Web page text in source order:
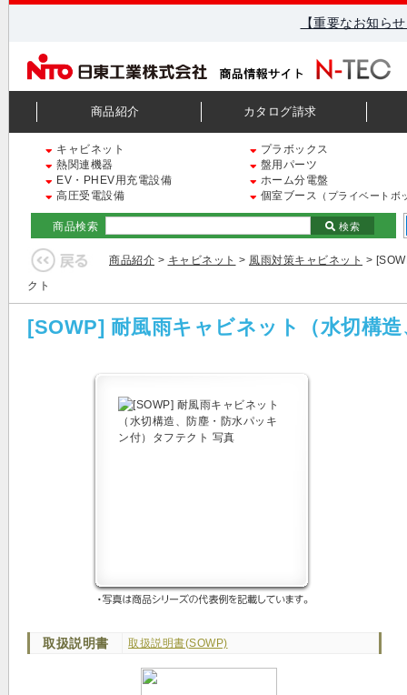
【重要なお知ら
商品紹介 カタログ請求
キャビネット
プラボックス
熱関連機器
盤用パーツ
EV・PHEV用充電設備
ホーム分電盤
高圧受電設備
個室ブース （プライベートボ
商品検索 検索
商品紹介 > キャビネット > 風雨対策キャビネット >
クト
[SOWP] 耐風雨キャビネット（水切構
取扱説明書 取扱説明書(SOWP)